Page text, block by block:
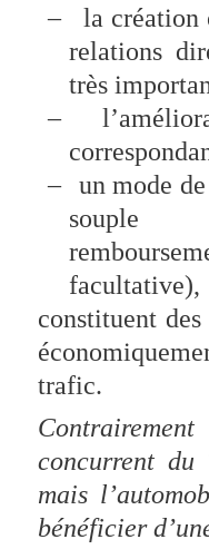
–
la création
relations
très
–
–
un mode
souple
facultative),
constituent
trafic.
concurrent du
mais
bénéficier